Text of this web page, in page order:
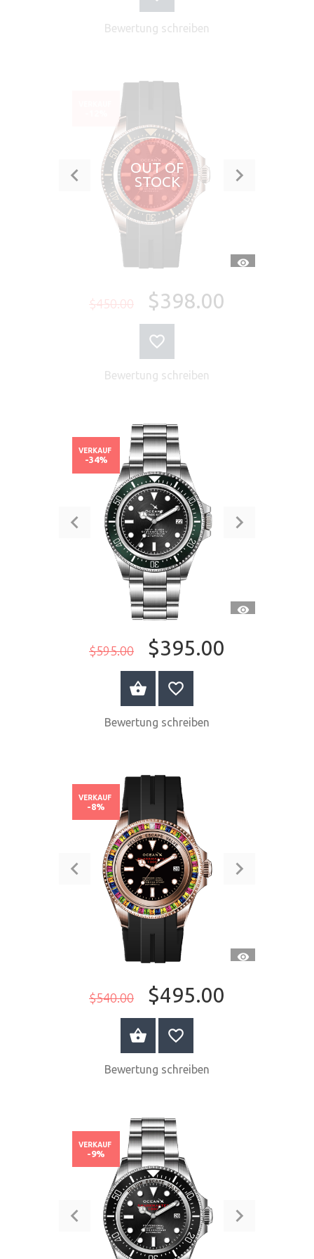
Bewertung schreiben
OUT OF
STOCK
$450.00 $398.00
Bewertung schreiben
$595.00 $395.00
VERKAUF
-34%
JETZT KAUFEN
Bewertung schreiben
$540.00 $495.00
VERKAUF
-8%
JETZT KAUFEN
Bewertung schreiben
VERKAUF
-9%